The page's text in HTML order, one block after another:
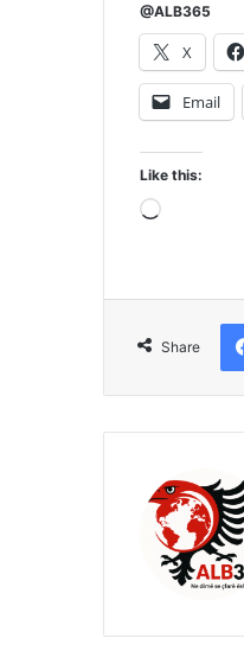
@ALB365
X
Email
Like this:
Loading…
Share